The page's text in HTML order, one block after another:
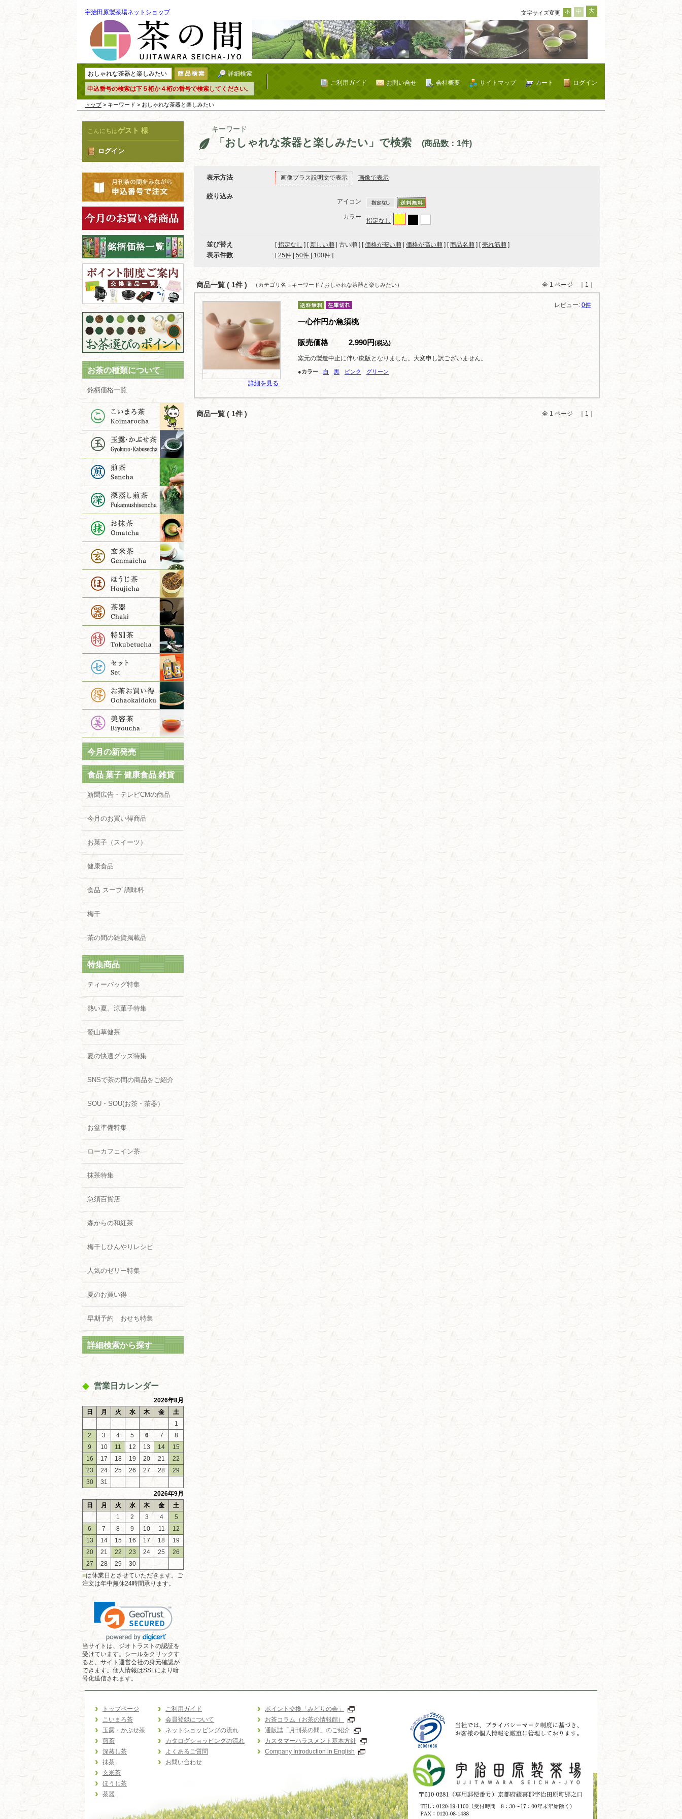
宇治田原製茶場ネットショップ 文字サイズ変更 小 中 大
詳細検索
申込番号の検索は下５桁か４桁の番号で検索してください。
ログイン
カート
サイトマップ
会社概要
お問い合せ
ご利用ガイド
トップ> キーワード > おしゃれな茶器と楽しみたい
こんにちはゲスト 様
ログイン
お茶の種類について
銘柄価格一覧
今月の新発売
食品 菓子 健康食品 雑貨
新聞広告・テレビCMの商品
今月のお買い得商品
お菓子（スイーツ）
健康食品
食品 スープ 調味料
梅干
茶の間の雑貨掲載品
特集商品
ティーバッグ特集
熱い夏。涼菓子特集
鷲山草健茶
夏の快適グッズ特集
SNSで茶の間の商品をご紹介
SOU・SOU(お茶・茶器）
お盆準備特集
ローカフェイン茶
抹茶特集
急須百貨店
森からの和紅茶
梅干しひんやりレシピ
人気のゼリー特集
夏のお買い得
早期予約 おせち特集
詳細検索から探す
営業日カレンダー
2026年8月
日
月 火 水 木 金
土
1
2
3 4 5 6 7
8
9
10 11 12 13 14
15
16
17 18 19 20 21
22
23
24 25 26 27 28
29
30
31
2026年9月
日
月 火 水 木 金
土
1
2 3 4
5
6
7 8 9 10 11
12
13
14 15 16 17 18
19
20
21 22 23 24 25
26
27
28 29
30
■は休業日とさせていただきます。ご
注文は年中無休24時間承ります。
当サイトは、ジオトラストの認証を
受けています。シールをクリックす
ると、サイト運営会社の身元確認が
できます。個人情報はSSLにより暗
号化送信されます。
キーワード
「おしゃれな茶器と楽しみたい」で検索 (商品数：1件)
表示方法 画像プラス説明文で表示 画像で表示
絞り込み
アイコン
カラー
指定なし
並び替え [指定なし ] [ 新しい順 | 古い順 ] [価格が安い順 価格が高い順 ] [商品名順 ] [売れ筋順 ]
表示件数 [ 25件 50件 100件 ]
商品一覧 ( 1件 ) 全 1 ページ ｜1｜
（カテゴリ名：キーワード / おしゃれな茶器と楽しみたい）
詳細を見る
レビュー: 0件
一心作円か急須桃
販売価格 2,990円(税込)
窯元の製造中止に伴い廃版となりました。大変申し訳ございません。
●カラー 白 黒 ピンク グリーン
商品一覧 ( 1件 ) 全 1 ページ ｜1｜
トップページ
こいまろ茶
玉露・かぶせ茶
煎茶
深蒸し茶
抹茶
玄米茶
ほうじ茶
茶器
ご利用ガイド
会員登録について
ネットショッピングの流れ
カタログショッピングの流れ
よくあるご質問
お問い合わせ
ポイント交換「みどりの会」
お茶コラム（お茶の情報館）
通販誌「月刊茶の間」のご紹介
カスタマーハラスメント基本方針
Company Introduction in English